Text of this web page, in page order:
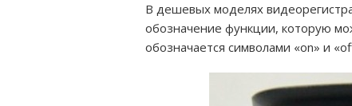
В дешевых моделях
обозначение функции, которую
обозначается символами «on» и